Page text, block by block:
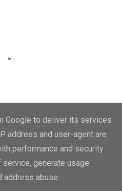
Google to deliver its services
address and user-agent are
performance and security
generate usage
address abuse.